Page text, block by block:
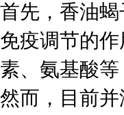
首先，香油
免疫调节的
素、氨基酸
然而，目前